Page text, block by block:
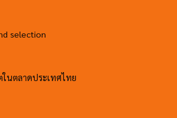
นตลาดประเทศไทย